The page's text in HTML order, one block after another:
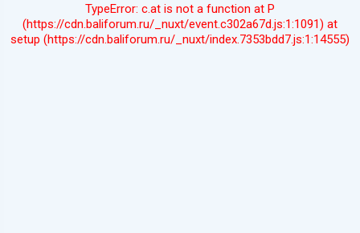
TypeError: c.at is not a function at P
(https://cdn.baliforum.ru/_nuxt/event.c302a67d.js:1:1091) at
setup (https://cdn.baliforum.ru/_nuxt/index.7353bdd7.js:1:14555)